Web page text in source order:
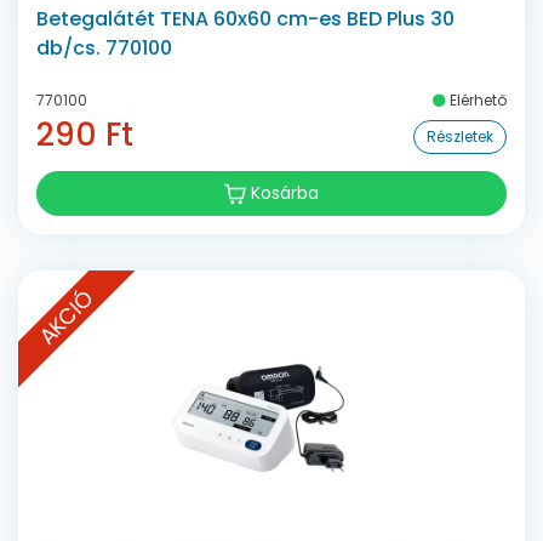
Betegalátét TENA 60x60 cm-es BED Plus 30
db/cs. 770100
770100 Elérhető
290 Ft Részletek
Kosárba
AKCIÓ